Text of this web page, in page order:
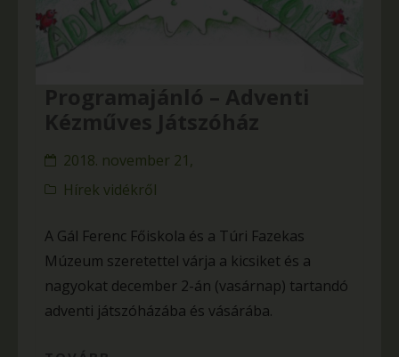
2018. november 21,
Hírek vidékről
A Gál Ferenc Főiskola és a Túri Fazekas
Múzeum szeretettel várja a kicsiket és a
nagyokat december 2-án (vasárnap) tartandó
adventi játszóházába és vásárába.